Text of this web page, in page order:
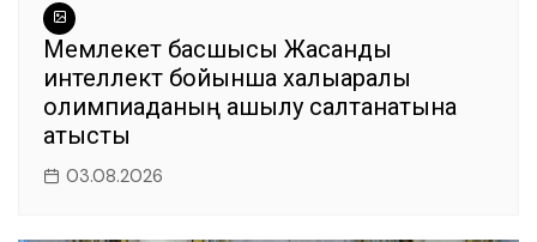
Мемлекет басшысы Жасанды
интеллект бойынша халықаралық
олимпиаданың ашылу салтанатына
қатысты
03.08.2026